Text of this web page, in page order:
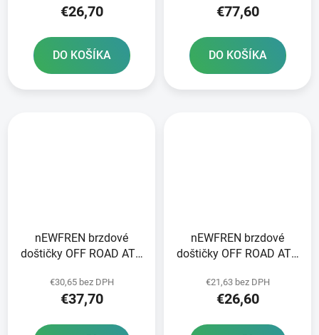
€26,70
DO KOŠÍKA
spojky
€77,60
DO KOŠÍKA
nEWFREN brzdové
doštičky OFF ROAD ATV
€30,65 bez DPH
€37,70
nEWFREN brzdové
doštičky OFF ROAD ATV
€21,63 bez DPH
€26,60